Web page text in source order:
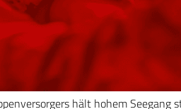
hält hohem Seegang